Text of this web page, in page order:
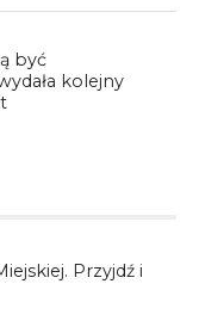
być
kolejny
Przyjdź i